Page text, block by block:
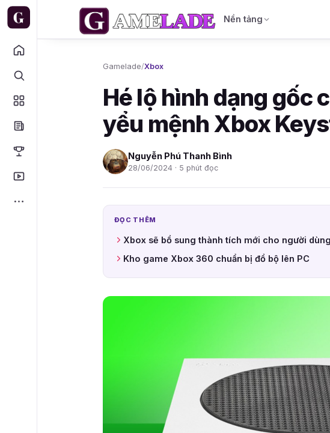
Nền tảng
Gamelade/Xbox
Hé lộ hình dạng gốc
yểu mệnh Xbox
Nguyễn Phú Thanh Bình
28/06/2024 · 5 phút đọc
ĐỌC THÊM
Xbox sẽ bổ sung thành tích mới cho người
Kho game Xbox 360 chuẩn bị đổ bộ lên PC